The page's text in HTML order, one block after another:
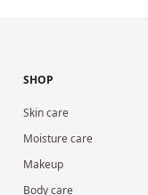
SHOP
Skin care
Moisture care
Makeup
Body care